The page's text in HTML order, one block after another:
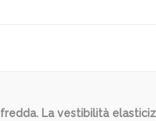
La vestibilità